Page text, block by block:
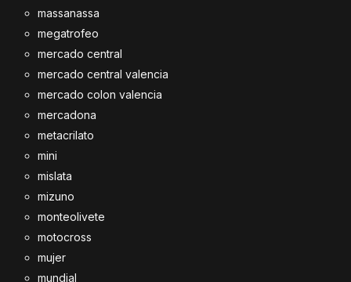
massanassa
megatrofeo
mercado central
mercado central valencia
mercado colon valencia
mercadona
metacrilato
mini
mislata
mizuno
monteolivete
motocross
mujer
mundial